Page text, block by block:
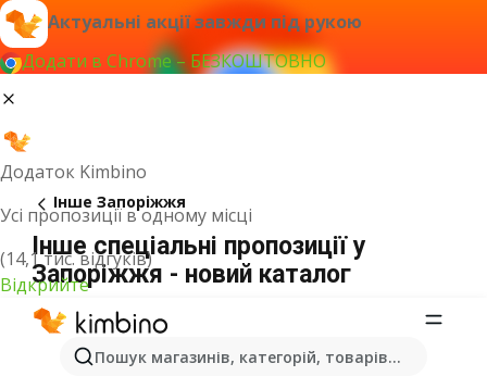
Актуальні акції завжди під рукою
Додати в Chrome – БЕЗКОШТОВНО
Додаток Kimbino
Усі пропозиції в одному місці
(14,1 тис. відгуків)
Відкрийте
Пошук магазинів, категорій, товарів...
Інше Запоріжжя
Інше спеціальні пропозиції у
Запоріжжя - новий каталог